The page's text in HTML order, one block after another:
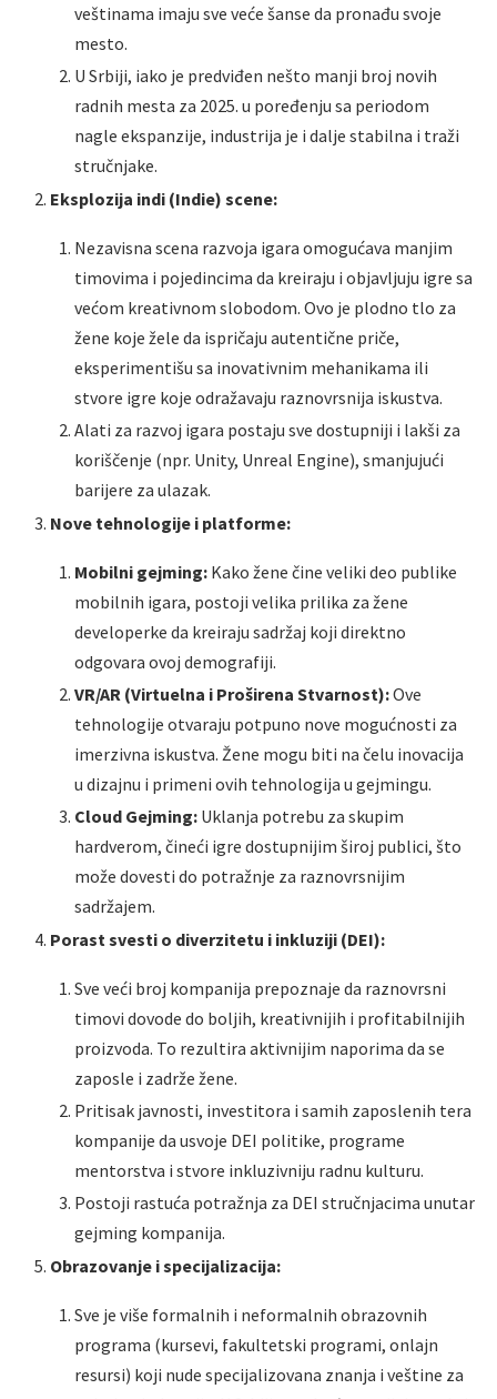
veštinama imaju sve veće šanse da pronađu svoje
mesto.
U Srbiji, iako je predviđen nešto manji broj novih
radnih mesta za 2025. u poređenju sa periodom
nagle ekspanzije, industrija je i dalje stabilna i traži
stručnjake.
Eksplozija indi (Indie) scene:
Nezavisna scena razvoja igara omogućava manjim
timovima i pojedincima da kreiraju i objavljuju igre sa
većom kreativnom slobodom. Ovo je plodno tlo za
žene koje žele da ispričaju autentične priče,
eksperimentišu sa inovativnim mehanikama ili
stvore igre koje odražavaju raznovrsnija iskustva.
Alati za razvoj igara postaju sve dostupniji i lakši za
koriščenje (npr. Unity, Unreal Engine), smanjujući
barijere za ulazak.
Nove tehnologije i platforme:
Mobilni gejming: Kako žene čine veliki deo publike
mobilnih igara, postoji velika prilika za žene
developerke da kreiraju sadržaj koji direktno
odgovara ovoj demografiji.
VR/AR (Virtuelna i Proširena Stvarnost):Ove
tehnologije otvaraju potpuno nove mogućnosti za
imerzivna iskustva. Žene mogu biti na čelu inovacija
u dizajnu i primeni ovih tehnologija u gejmingu.
Cloud Gejming: Uklanja potrebu za skupim
hardverom, čineći igre dostupnijim široj publici, što
može dovesti do potražnje za raznovrsnijim
sadržajem.
Porast svesti o diverzitetu i inkluziji (DEI):
Sve veći broj kompanija prepoznaje da raznovrsni
timovi dovode do boljih, kreativnijih i profitabilnijih
proizvoda. To rezultira aktivnijim naporima da se
zaposle i zadrže žene.
Pritisak javnosti, investitora i samih zaposlenih tera
kompanije da usvoje DEI politike, programe
mentorstva i stvore inkluzivniju radnu kulturu.
Postoji rastuća potražnja za DEI stručnjacima unutar
gejming kompanija.
Obrazovanje i specijalizacija:
Sve je više formalnih i neformalnih obrazovnih
programa (kursevi, fakultetski programi, onlajn
resursi) koji nude specijalizovana znanja i veštine za